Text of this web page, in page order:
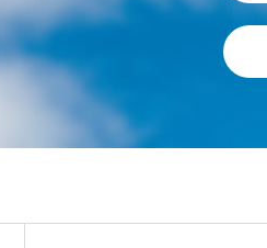
食品輸出輸送サービス
航空輸送サービス